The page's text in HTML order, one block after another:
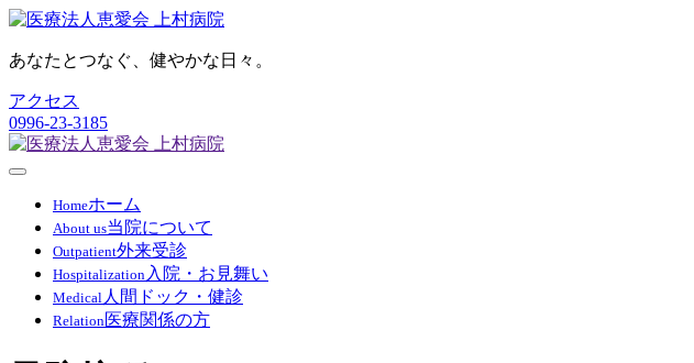
あなたとつなぐ、健やかな日々。
アクセス
0996-23-3185
Homeホーム
About us当院について
Outpatient外来受診
Hospitalization 入院・お見舞い
Medical 人間ドック・健診
Relation医療関係の方